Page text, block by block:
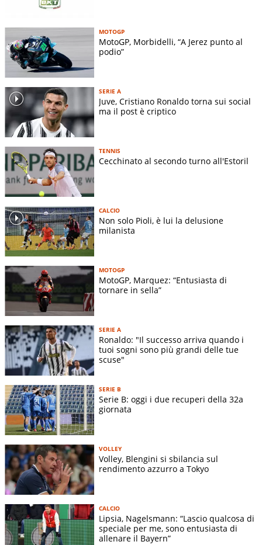
MOTOGP
MotoGP, Morbidelli, “A Jerez punto al
podio”
SERIE A
Juve, Cristiano Ronaldo torna sui social
ma il post è criptico
TENNIS
Cecchinato al secondo turno all'Estoril
CALCIO
Non solo Pioli, è lui la delusione
milanista
MOTOGP
MotoGP, Marquez: “Entusiasta di
tornare in sella”
SERIE A
Ronaldo: "Il successo arriva quando i
tuoi sogni sono più grandi delle tue
scuse"
SERIE B
Serie B: oggi i due recuperi della 32a
giornata
VOLLEY
Volley, Blengini si sbilancia sul
rendimento azzurro a Tokyo
CALCIO
Lipsia, Nagelsmann: “Lascio qualcosa di
speciale per me, sono entusiasta di
allenare il Bayern”